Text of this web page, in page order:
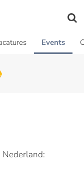
Events
Nederland: